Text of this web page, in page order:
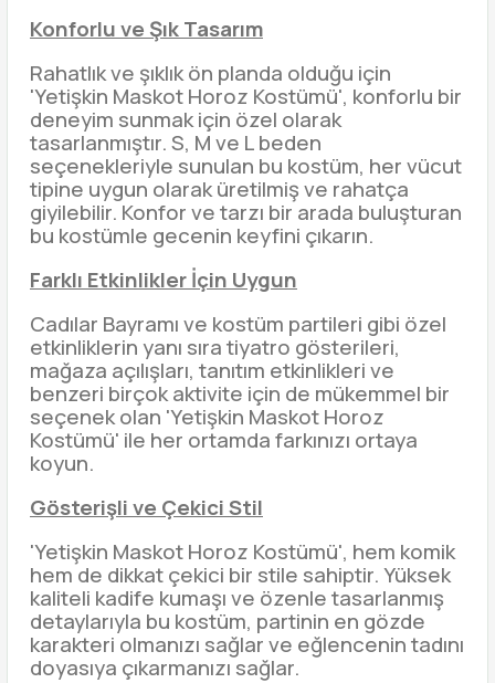
Konforlu ve Şık Tasarım
Rahatlık ve şıklık ön planda olduğu için
'Yetişkin Maskot Horoz Kostümü', konforlu bir
deneyim sunmak için özel olarak
tasarlanmıştır. S, M ve L beden
seçenekleriyle sunulan bu kostüm, her vücut
tipine uygun olarak üretilmiş ve rahatça
giyilebilir. Konfor ve tarzı bir arada buluşturan
bu kostümle gecenin keyfini çıkarın.
Farklı Etkinlikler İçin Uygun
Cadılar Bayramı ve kostüm partileri gibi özel
etkinliklerin yanı sıra tiyatro gösterileri,
mağaza açılışları, tanıtım etkinlikleri ve
benzeri birçok aktivite için de mükemmel bir
seçenek olan 'Yetişkin Maskot Horoz
Kostümü' ile her ortamda farkınızı ortaya
koyun.
Gösterişli ve Çekici Stil
'Yetişkin Maskot Horoz Kostümü', hem komik
hem de dikkat çekici bir stile sahiptir. Yüksek
kaliteli kadife kumaşı ve özenle tasarlanmış
detaylarıyla bu kostüm, partinin en gözde
karakteri olmanızı sağlar ve eğlencenin tadını
doyasıya çıkarmanızı sağlar.